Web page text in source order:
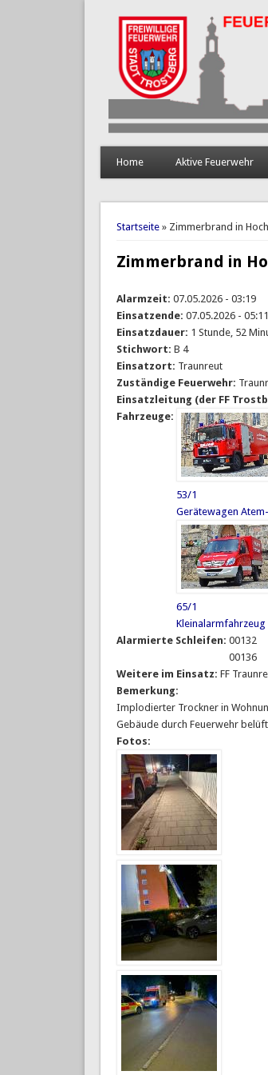
Home Aktive Feuerwehr
Sie sind hier
Startseite» Zimmerbrand in
Zimmerbrand in
Alarmzeit: 07.05.2026 - 03:19
Einsatzende: 07.05.2026 - 05:11
Einsatzdauer: 1 Stunde, 52
Stichwort: B 4
Einsatzort: Traunreut
Zuständige Feuerwehr:
Einsatzleitung (der FF
Fahrzeuge:
53/1
Gerätewagen
65/1
Kleinalarmfahrzeug
Alarmierte Schleifen: 00132
00136
Weitere im Einsatz: FF
Bemerkung:
Implodierter Trockner in
Gebäude durch Feuerwehr
Fotos: